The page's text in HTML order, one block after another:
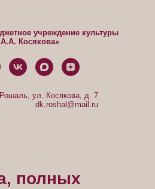
учреждение культуры
Косякова»
ул. Косякова, д. 7
dk.roshal@mail.ru
полных